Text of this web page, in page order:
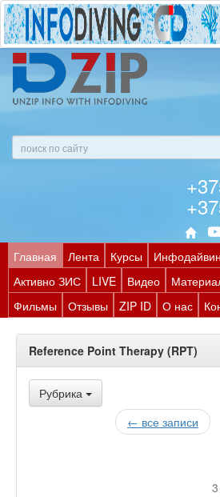
Главная Лента Курсы
Активно ЗИС
LIVE Видео
Фильмы
Отзывы ZIP ID О нас
Reference Point Therapy (RPT)
Рубрика
← все записи